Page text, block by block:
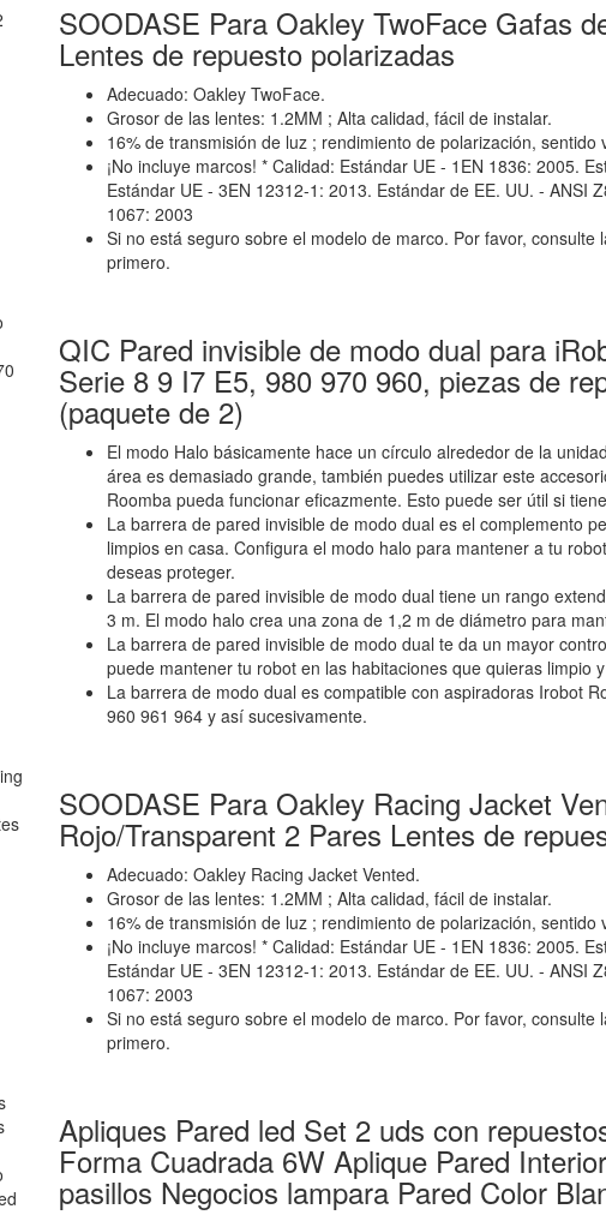
SOODASE Para Oakley TwoFace Gafas
Lentes de repuesto polarizadas
Adecuado: Oakley TwoFace.
Grosor de las lentes: 1.2MM ; Alta calidad, fácil de instalar.
16% de transmisión de luz ; rendimiento de polarización, sentido
¡No incluye marcos! * Calidad: Estándar UE - 1EN 1836: 2005.
Estándar UE - 3EN 12312-1: 2013. Estándar de EE. UU. - ANSI
1067: 2003
Si no está seguro sobre el modelo de marco. Por favor,
primero.
QIC Pared invisible de modo dual para
Serie 8 9 I7 E5, 980 970 960, piezas de
(paquete de 2)
El modo Halo básicamente hace un círculo alrededor de la
área es demasiado grande, también puedes utilizar este
Roomba pueda funcionar eficazmente. Esto puede ser útil si
La barrera de pared invisible de modo dual es el complemento
limpios en casa. Configura el modo halo para mantener a tu
deseas proteger.
La barrera de pared invisible de modo dual tiene un rango
3 m. El modo halo crea una zona de 1,2 m de diámetro para
La barrera de pared invisible de modo dual te da un mayor
puede mantener tu robot en las habitaciones que quieras limpio
La barrera de modo dual es compatible con aspiradoras Irobot
960 961 964 y así sucesivamente.
SOODASE Para Oakley Racing Jacket
Rojo/Transparent 2 Pares Lentes de
Adecuado: Oakley Racing Jacket Vented.
Grosor de las lentes: 1.2MM ; Alta calidad, fácil de instalar.
16% de transmisión de luz ; rendimiento de polarización, sentido
¡No incluye marcos! * Calidad: Estándar UE - 1EN 1836: 2005.
Estándar UE - 3EN 12312-1: 2013. Estándar de EE. UU. - ANSI
1067: 2003
Si no está seguro sobre el modelo de marco. Por favor,
primero.
Apliques Pared led Set 2 uds con
Forma Cuadrada 6W Aplique Pared
pasillos Negocios lampara Pared Color